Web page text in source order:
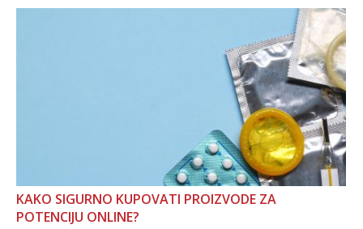
KAKO SIGURNO KUPOVATI PROIZVODE ZA
POTENCIJU ONLINE?